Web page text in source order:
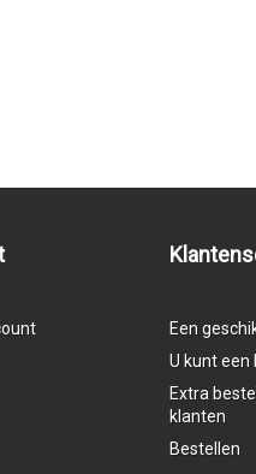
Een
U kunt een
Extra
klanten
Bestellen